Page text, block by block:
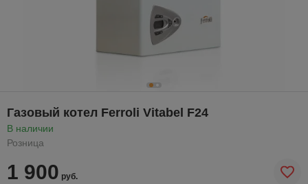
Газовый котел Ferroli Vitabel F24
В наличии
Розница
1 900 руб.